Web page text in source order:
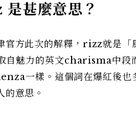
甚麼意思？
官方此次的解釋，rizz就是「
自魅力的英文charisma中
一樣。這個詞在爆紅後也
的意思。